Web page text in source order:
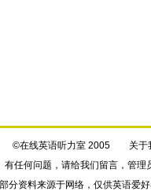
©在线英语听力室 2005 关于
有任何问题，请给我们留言，管理
分资料来源于网络，仅供英语爱